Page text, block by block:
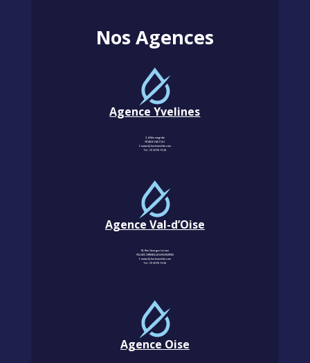
Nos Agences
Agence Yvelines
3, Allée magritte
78400 CHATOU
Contact@km-humidite.com
Tel :01 30 76 13 26
Agence Val-d’Oise
18, Rue Georges Leroux
95240 CORMEILLES-EN-PARISIS
Contact@km-humidite.com
Tel :01 30 76 13 26
Agence Oise